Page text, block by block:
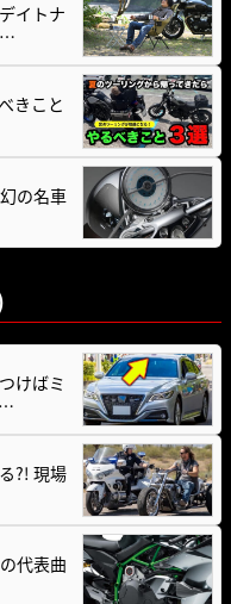
イトナ
…
きこと
の名車
けばミ
?! 現場
代表曲